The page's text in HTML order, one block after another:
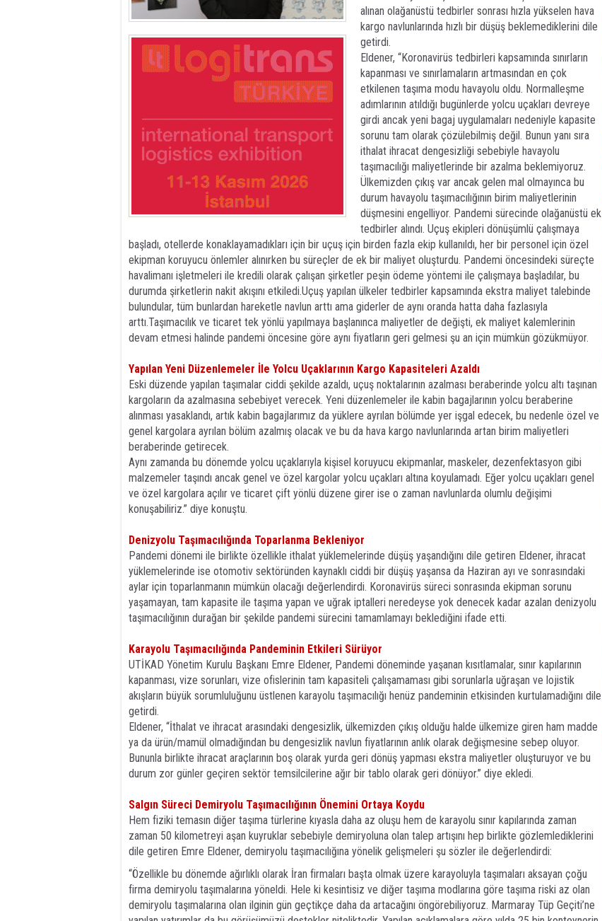
alınan olağanüstü tedbirler sonrası hızla yükselen hava
kargo navlunlarında hızlı bir düşüş beklemediklerini dile
getirdi.
Eldener, “Koronavirüs tedbirleri kapsamında sınırların
kapanması ve sınırlamaların artmasından en çok
etkilenen taşıma modu havayolu oldu. Normalleşme
adımlarının atıldığı bugünlerde yolcu uçakları devreye
girdi ancak yeni bagaj uygulamaları nedeniyle kapasite
sorunu tam olarak çözülebilmiş değil. Bunun yanı sıra
ithalat ihracat dengesizliği sebebiyle havayolu
taşımacılığı maliyetlerinde bir azalma beklemiyoruz.
Ülkemizden çıkış var ancak gelen mal olmayınca bu
durum havayolu taşımacılığının birim maliyetlerinin
düşmesini engelliyor. Pandemi sürecinde olağanüstü ek
tedbirler alındı. Uçuş ekipleri dönüşümlü çalışmaya
başladı, otellerde konaklayamadıkları için bir uçuş için birden fazla ekip kullanıldı, her bir personel için özel
ekipman koruyucu önlemler alınırken bu süreçler de ek bir maliyet oluşturdu. Pandemi öncesindeki süreçte
havalimanı işletmeleri ile kredili olarak çalışan şirketler peşin ödeme yöntemi ile çalışmaya başladılar, bu
durumda şirketlerin nakit akışını etkiledi.Uçuş yapılan ülkeler tedbirler kapsamında ekstra maliyet talebinde
bulundular, tüm bunlardan hareketle navlun arttı ama giderler de aynı oranda hatta daha fazlasıyla
arttı.Taşımacılık ve ticaret tek yönlü yapılmaya başlanınca maliyetler de değişti, ek maliyet kalemlerinin
devam etmesi halinde pandemi öncesine göre aynı fiyatların geri gelmesi şu an için mümkün gözükmüyor.
Yapılan Yeni Düzenlemeler İle Yolcu Uçaklarının Kargo Kapasiteleri Azaldı
Eski düzende yapılan taşımalar ciddi şekilde azaldı, uçuş noktalarının azalması beraberinde yolcu altı taşınan
kargoların da azalmasına sebebiyet verecek. Yeni düzenlemeler ile kabin bagajlarının yolcu beraberine
alınması yasaklandı, artık kabin bagajlarımız da yüklere ayrılan bölümde yer işgal edecek, bu nedenle özel ve
genel kargolara ayrılan bölüm azalmış olacak ve bu da hava kargo navlunlarında artan birim maliyetleri
beraberinde getirecek.
Aynı zamanda bu dönemde yolcu uçaklarıyla kişisel koruyucu ekipmanlar, maskeler, dezenfektasyon gibi
malzemeler taşındı ancak genel ve özel kargolar yolcu uçakları altına koyulamadı. Eğer yolcu uçakları genel
ve özel kargolara açılır ve ticaret çift yönlü düzene girer ise o zaman navlunlarda olumlu değişimi
konuşabiliriz.” diye konuştu.
Denizyolu Taşımacılığında Toparlanma Bekleniyor
Pandemi dönemi ile birlikte özellikle ithalat yüklemelerinde düşüş yaşandığını dile getiren Eldener, ihracat
yüklemelerinde ise otomotiv sektöründen kaynaklı ciddi bir düşüş yaşansa da Haziran ayı ve sonrasındaki
aylar için toparlanmanın mümkün olacağı değerlendirdi. Koronavirüs süreci sonrasında ekipman sorunu
yaşamayan, tam kapasite ile taşıma yapan ve uğrak iptalleri neredeyse yok denecek kadar azalan denizyolu
taşımacılığının durağan bir şekilde pandemi sürecini tamamlamayı beklediğini ifade etti.
Karayolu Taşımacılığında Pandeminin Etkileri Sürüyor
UTİKAD Yönetim Kurulu Başkanı Emre Eldener, Pandemi döneminde yaşanan kısıtlamalar, sınır kapılarının
kapanması, vize sorunları, vize ofislerinin tam kapasiteli çalışamaması gibi sorunlarla uğraşan ve lojistik
akışların büyük sorumluluğunu üstlenen karayolu taşımacılığı henüz pandeminin etkisinden kurtulamadığını dile
getirdi.
Eldener, “İthalat ve ihracat arasındaki dengesizlik, ülkemizden çıkış olduğu halde ülkemize giren ham madde
ya da ürün/mamül olmadığından bu dengesizlik navlun fiyatlarının anlık olarak değişmesine sebep oluyor.
Bununla birlikte ihracat araçlarının boş olarak yurda geri dönüş yapması ekstra maliyetler oluşturuyor ve bu
durum zor günler geçiren sektör temsilcilerine ağır bir tablo olarak geri dönüyor.” diye ekledi.
Salgın Süreci Demiryolu Taşımacılığının Önemini Ortaya Koydu
Hem fiziki temasın diğer taşıma türlerine kıyasla daha az oluşu hem de karayolu sınır kapılarında zaman
zaman 50 kilometreyi aşan kuyruklar sebebiyle demiryoluna olan talep artışını hep birlikte gözlemlediklerini
dile getiren Emre Eldener, demiryolu taşımacılığına yönelik gelişmeleri şu sözler ile değerlendirdi:
“Özellikle bu dönemde ağırlıklı olarak İran firmaları başta olmak üzere karayoluyla taşımaları aksayan çoğu
firma demiryolu taşımalarına yöneldi. Hele ki kesintisiz ve diğer taşıma modlarına göre taşıma riski az olan
demiryolu taşımalarına olan ilginin gün geçtikçe daha da artacağını öngörebiliyoruz. Marmaray Tüp Geçiti’ne